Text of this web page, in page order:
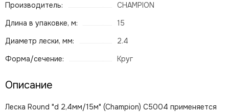
Производитель:
CHAMPION
Длина в упаковке, м:
15
Диаметр лески, мм:
2.4
Форма/сечение:
Круг
Описание
Леска Round "d 2,4мм/15м" (Champion) C5004 применяется